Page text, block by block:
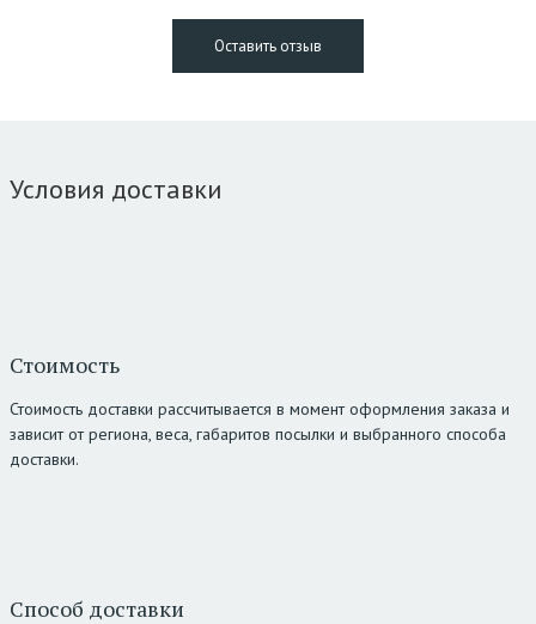
Условия доставки
Стоимость
Стоимость доставки рассчитывается в момент оформления заказа и
зависит от региона, веса, габаритов посылки и выбранного способа
доставки.
Способ доставки